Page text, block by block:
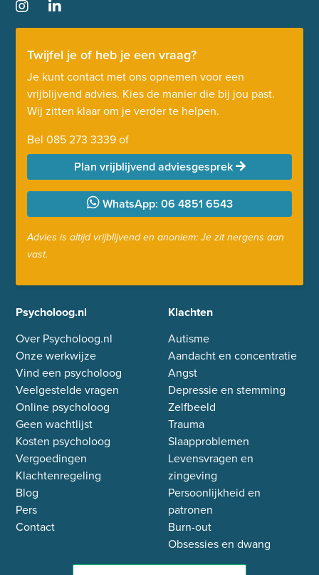
Twijfel je of heb je een vraag?
Je kunt contact met ons opnemen voor een
vrijblijvend advies. Kies de manier die bij jou past.
Wij zitten klaar om je verder te helpen.
Bel 085 273 3339of
Plan vrijblijvend adviesgesprek
WhatsApp: 06 4851 6543
Advies is altijd vrijblijvend en anoniem: Je zit nergens aan
vast.
Psycholoog.nl
Over Psycholoog.nl
Onze werkwijze
Vind een psycholoog
Veelgestelde vragen
Online psycholoog
Geen wachtlijst
Kosten psycholoog
Vergoedingen
Klachtenregeling
Blog
Pers
Contact
Klachten
Autisme
Aandacht en concentratie
Angst
Depressie en stemming
Zelfbeeld
Trauma
Slaapproblemen
Levensvragen en
zingeving
Persoonlijkheid en
patronen
Burn-out
Obsessies en dwang